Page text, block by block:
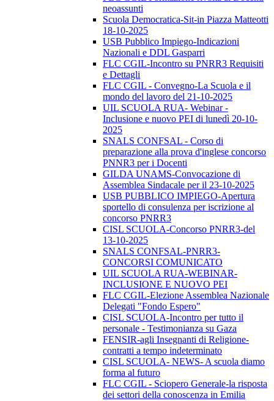
neoassunti
Scuola Democratica-Sit-in Piazza Matteotti
18-10-2025
USB Pubblico Impiego-Indicazioni
Nazionali e DDL Gasparri
FLC CGIL-Incontro su PNRR3 Requisiti
e Dettagli
FLC CGIL - Convegno-La Scuola e il
mondo del lavoro del 21-10-2025
UIL SCUOLA RUA- Webinar -
Inclusione e nuovo PEI di lunedì 20-10-
2025
SNALS CONFSAL - Corso di
preparazione alla prova d'inglese concorso
PNNR3 per i Docenti
GILDA UNAMS-Convocazione di
Assemblea Sindacale per il 23-10-2025
USB PUBBLICO IMPIEGO-Apertura
sportello di consulenza per iscrizione al
concorso PNRR3
CISL SCUOLA-Concorso PNRR3-del
13-10-2025
SNALS CONFSAL-PNRR3-
CONCORSI COMUNICATO
UIL SCUOLA RUA-WEBINAR-
INCLUSIONE E NUOVO PEI
FLC CGIL-Elezione Assemblea Nazionale
Delegati "Fondo Espero"
CISL SCUOLA-Incontro per tutto il
personale - Testimonianza su Gaza
FENSIR-agli Insegnanti di Religione-
contratti a tempo indeterminato
CISL SCUOLA- NEWS- A scuola diamo
forma al futuro
FLC CGIL - Sciopero Generale-la risposta
dei settori della conoscenza in Emilia